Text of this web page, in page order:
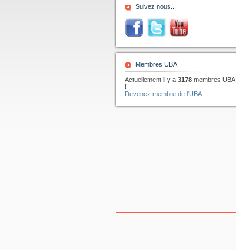
Suivez nous...
Membres UBA
Actuellement il y a 3178 membres UBA
!
Devenez membre de l'UBA !